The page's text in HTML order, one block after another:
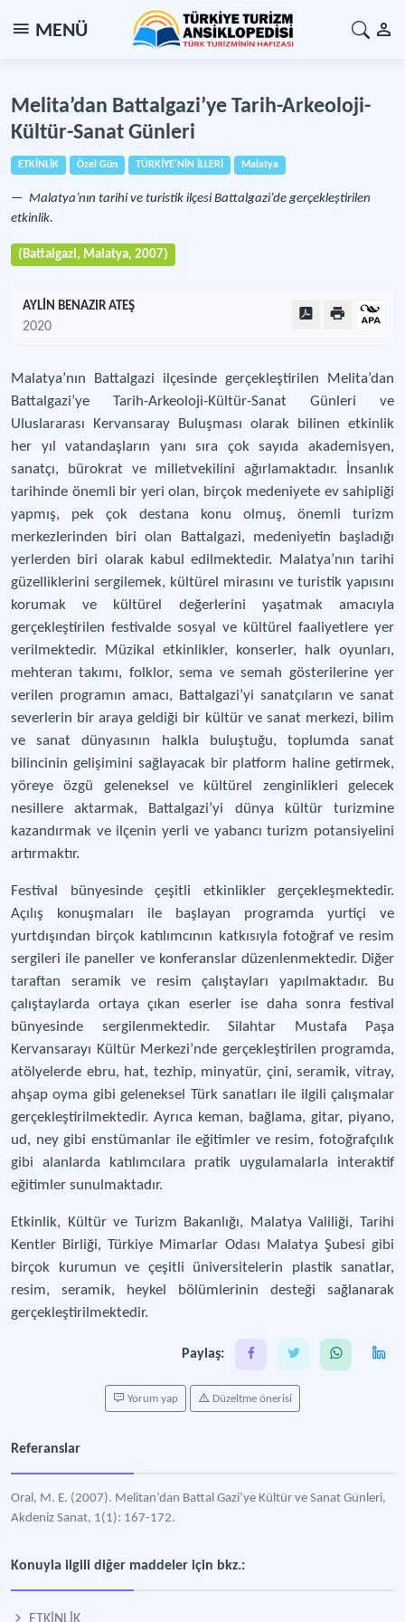
MENÜ
Melita’dan Battalgazi’ye Tarih-Arkeoloji-
Kültür-Sanat Günleri
ETKİNLİK Özel Gün TÜRKİYE'NİN İLLERİ Malatya
Malatya’nın tarihi ve turistik ilçesi Battalgazi’de gerçekleştirilen
etkinlik.
(Battalgazi, Malatya, 2007)
AYLİN BENAZIR ATEŞ
2020
Malatya’nın Battalgazi ilçesinde gerçekleştirilen Melita’dan
Battalgazi’ye Tarih-Arkeoloji-Kültür-Sanat Günleri ve
Uluslararası Kervansaray Buluşması olarak bilinen etkinlik
her yıl vatandaşların yanı sıra çok sayıda akademisyen,
sanatçı, bürokrat ve milletvekilini ağırlamaktadır. İnsanlık
tarihinde önemli bir yeri olan, birçok medeniyete ev sahipliği
yapmış, pek çok destana konu olmuş, önemli turizm
merkezlerinden biri olan Battalgazi, medeniyetin başladığı
yerlerden biri olarak kabul edilmektedir. Malatya’nın tarihi
güzelliklerini sergilemek, kültürel mirasını ve turistik yapısını
korumak ve kültürel değerlerini yaşatmak amacıyla
gerçekleştirilen festivalde sosyal ve kültürel faaliyetlere yer
verilmektedir. Müzikal etkinlikler, konserler, halk oyunları,
mehteran takımı, folklor, sema ve semah gösterilerine yer
verilen programın amacı, Battalgazi’yi sanatçıların ve sanat
severlerin bir araya geldiği bir kültür ve sanat merkezi, bilim
ve sanat dünyasının halkla buluştuğu, toplumda sanat
bilincinin gelişimini sağlayacak bir platform haline getirmek,
yöreye özgü geleneksel ve kültürel zenginlikleri gelecek
nesillere aktarmak, Battalgazi’yi dünya kültür turizmine
kazandırmak ve ilçenin yerli ve yabancı turizm potansiyelini
artırmaktır.
Festival bünyesinde çeşitli etkinlikler gerçekleşmektedir.
Açılış konuşmaları ile başlayan programda yurtiçi ve
yurtdışından birçok katılımcının katkısıyla fotoğraf ve resim
sergileri ile paneller ve konferanslar düzenlenmektedir. Diğer
taraftan seramik ve resim çalıştayları yapılmaktadır. Bu
çalıştaylarda ortaya çıkan eserler ise daha sonra festival
bünyesinde sergilenmektedir. Silahtar Mustafa Paşa
Kervansarayı Kültür Merkezi’nde gerçekleştirilen programda,
atölyelerde ebru, hat, tezhip, minyatür, çini, seramik, vitray,
ahşap oyma gibi geleneksel Türk sanatları ile ilgili çalışmalar
gerçekleştirilmektedir. Ayrıca keman, bağlama, gitar, piyano,
ud, ney gibi enstümanlar ile eğitimler ve resim, fotoğrafçılık
gibi alanlarda katılımcılara pratik uygulamalarla interaktif
eğitimler sunulmaktadır.
Etkinlik, Kültür ve Turizm Bakanlığı, Malatya Valiliği, Tarihi
Kentler Birliği, Türkiye Mimarlar Odası Malatya Şubesi gibi
birçok kurumun ve çeşitli üniversitelerin plastik sanatlar,
resim, seramik, heykel bölümlerinin desteği sağlanarak
gerçekleştirilmektedir.
Paylaş:
Yorum yap Düzeltme önerisi
Referanslar
Oral, M. E. (2007). Melitan’dan Battal Gazi’ye Kültür ve Sanat Günleri,
Akdeniz Sanat, 1(1): 167-172.
Konuyla ilgili diğer maddeler için bkz.: